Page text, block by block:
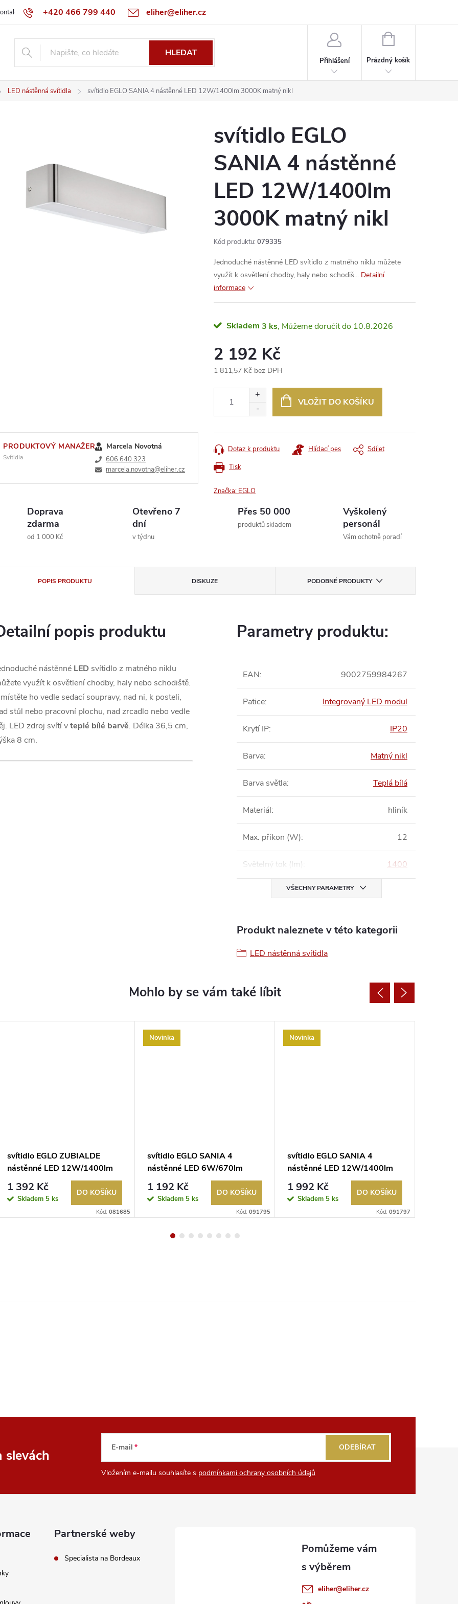
+420 466 799 440 eliher@eliher.cz
Obchodní podmínky Reklamační řád Specialista na Bordeaux
HLEDAT
Přihlášení
NÁKUPNÍ
Prázdný košík
LED nástěnná svítidla svítidlo EGLO SANIA 4 nástěnné LED 12W/1400lm 3000K matný nikl
PRODUKTOVÝ MANAŽER
Svítidla
Marcela Novotná
606 640 323
marcela.novotna@eliher.cz
svítidlo EGLO
SANIA 4 nástěnné
LED 12W/1400lm
3000K matný nikl
Kód produktu: 079335
Jednoduché nástěnné LED svítidlo z matného niklu můžete
využít k osvětlení chodby, haly nebo schodiš... Detailní
informace
Skladem 3 ks 10.8.2026
2 192 Kč
1 811,57 Kč bez DPH
VLOŽIT DO KOŠÍKU
Tisk
Dotaz k produktu Hlídací pes Sdílet
Značka: EGLO
Doprava
zdarma
od 1 000 Kč
Otevřeno 7
dní
v týdnu
Přes 50 000
produktů skladem
Vyškolený
personál
Vám ochotně poradí
POPIS PRODUKTU DISKUZE PODOBNÉ PRODUKTY
popis produktu
nástěnné LED svítidlo z matného niklu
využít k osvětlení chodby, haly nebo schodiště.
ho vedle sedací soupravy, nad ni, k posteli,
stůl nebo pracovní plochu, nad zrcadlo nebo vedle
LED zdroj svítí vteplé bílé barvě. Délka 36,5 cm,
8 cm.
Parametry produktu:
EAN: 9002759984267
Patice: Integrovaný LED modul
Krytí IP: IP20
Barva: Matný nikl
Barva světla: Teplá bílá
Materiál: hliník
Max. příkon (W): 12
Světelný tok (lm): 1400
VŠECHNY PARAMETRY
Produkt naleznete v této kategorii
LED nástěnná svítidla
svítidlo EGLO ZUBIALDE
nástěnné LED 12W/1400lm
3000K bílá
1 392 Kč
Skladem 5 ks
DO KOŠÍKU
Kód: 081685
Novinka
svítidlo EGLO SANIA 4
nástěnné LED 6W/670lm
3000K černá
1 192 Kč
Skladem 5 ks
DO KOŠÍKU
Kód: 091795
Novinka
svítidlo EGLO SANIA 4
nástěnné LED 12W/1400lm
3000K černá
1 992 Kč
Skladem 5 ks
DO KOŠÍKU
Kód: 091797
slevách E-mail
Vložením e-mailu souhlasíte s podmínkami ochrany osobních údajů
ODEBÍRAT
Partnerské weby
Specialista na Bordeaux
eliher@eliher.cz